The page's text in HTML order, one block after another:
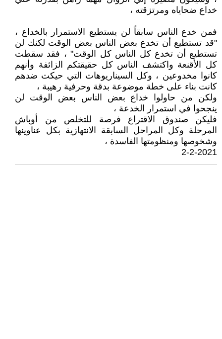
خداع ضحاياه ومرتزقته ،
فمن خدع الناس سابقاً لن يستطيع الاستمرار بالخداع ،
"قد تستطيع أن تخدع بعض الناس بعض الوقت لكنك لن
تستطيع أن تخدع كل الناس كل الوقت" ، فقد سقطت
كل الأقنعة واكتشف الناس كل حقيقتكم الزائفة وأنهم
كانوا مخدوعين ، وكل السيناريوهات التي حيكت ضدهم
كانت بناء على خطة موضوعة بدقة وحرفية رهيبة ،
ولكن من حاولوا خداع بعض الناس بعض الوقت لن
ينجحوا في استمرار الخدعة ،
فليكن صندوق الاقتراع فرصة للتخلص من أوباش
المرحلة وكل المراحل السابقة الانتهازية بكل عناوينها
وشخوصها ومنظومتها الفاسدة ،
2-2-2021